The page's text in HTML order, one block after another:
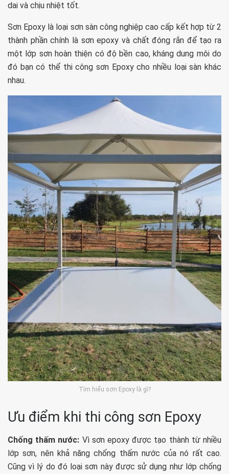
dai và chịu nhiệt tốt.
Sơn Epoxy là loại sơn sàn công nghiệp cao cấp kết hợp từ 2
thành phần chính là sơn epoxy và chất đóng rắn để tạo ra
một lớp sơn hoàn thiện có độ bền cao, kháng dung môi do
đó bạn có thể thi công sơn Epoxy cho nhiều loại sàn khác
nhau.
Tìm hiểu sơn Epoxy là gì?
Ưu điểm khi thi công sơn Epoxy
Chống thấm nước: Vì sơn epoxy được tạo thành từ nhiều
lớp sơn, nên khả năng chống thấm nước của nó rất cao.
Cũng vì lý do đó loại sơn này được sử dụng như lớp chống